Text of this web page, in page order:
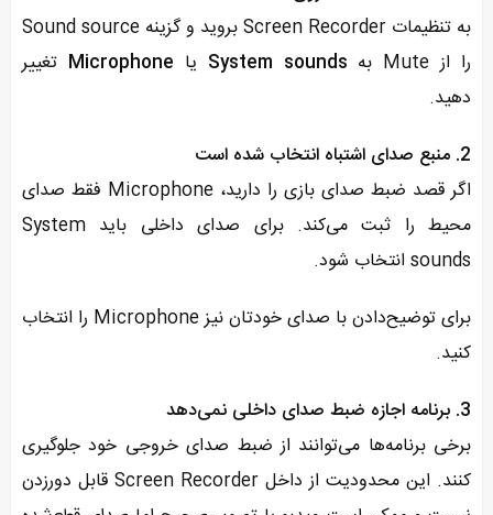
به تنظیمات Screen Recorder بروید و گزینه Sound source
را از Mute به
System sounds یا Microphone تغییر
دهید.
2. منبع صدای اشتباه انتخاب شده است
اگر قصد ضبط صدای بازی را دارید، Microphone فقط صدای
محیط را ثبت می‌کند. برای صدای داخلی باید System
sounds انتخاب شود.
برای توضیح‌دادن با صدای خودتان نیز Microphone را انتخاب
کنید.
3. برنامه اجازه ضبط صدای داخلی نمی‌دهد
برخی برنامه‌ها می‌توانند از ضبط صدای خروجی خود جلوگیری
کنند. این محدودیت از داخل Screen Recorder قابل دورزدن